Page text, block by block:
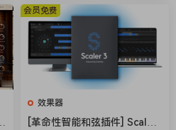
48GB+3.34GB）
效果器
[革命性智能和弦插件] Scaler
会员免费